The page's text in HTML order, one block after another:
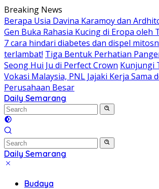
Skip
to
content
Breaking News
Berapa Usia Davina Karamoy dan
Gen Buka Rahasia Kucing di Eropa oleh
7 cara hindari diabetes dan dispel
terlambat! Tiga Bentuk Perhatian
Seong Hui Ju di Perfect Crown Kunjungi
Vokasi Malaysia, PNL Jajaki Kerja Sama
Perusahaan Besar
Daily Semarang
"Semarang
Hari
Ini:
Informasi
Terkini
untuk
Daily Semarang
"Semarang
Budaya